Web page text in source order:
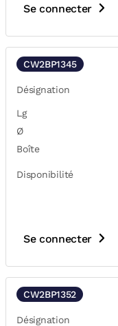
Se connecter
CW2BP1345
Désignation
Lg
Ø
Boîte
Disponibilité
Se connecter
CW2BP1352
Désignation